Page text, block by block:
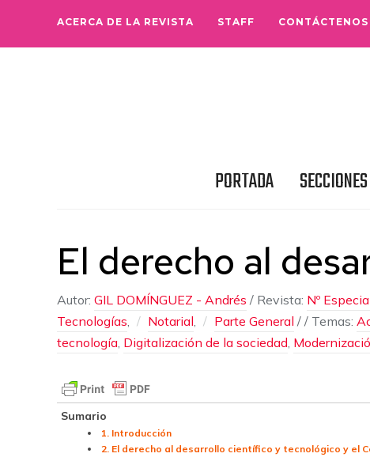
ACERCA DE LA REVISTA STAFF CONTÁCTENOS
PORTADA SECCIONES
El derecho al
Autor: GIL DOMÍNGUEZ - Andrés / Revista: Nº
Tecnologías, Notarial, Parte General / / Temas:
tecnología, Digitalización de la sociedad,
Sumario
1. Introducción
2. El derecho al desarrollo científico y tecnológico y el